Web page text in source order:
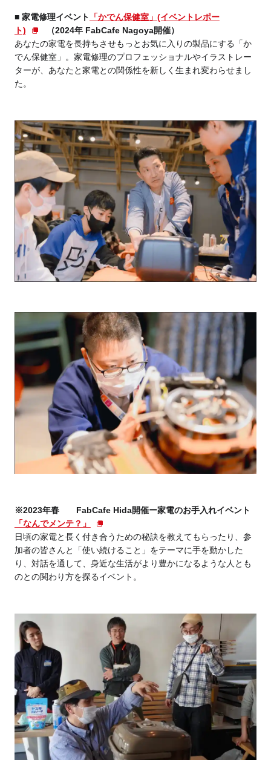
■ 家電修理イベント
「かでん保健室」(イベントレポー
ト)
（2024年 FabCafe Nagoya開催）
あなたの家電を長持ちさせもっとお気に入りの製品にする「か
でん保健室」。家電修理のプロフェッショナルやイラストレー
ターが、あなたと家電との関係性を新しく生まれ変わらせまし
た。
※2023年春 FabCafe Hida開催ー家電のお手入れイベント
「なんでメンテ？」
日頃の家電と長く付き合うための秘訣を教えてもらったり、参
加者の皆さんと「使い続けること」をテーマに手を動かした
り、対話を通して、身近な生活がより豊かになるような人とも
のとの関わり方を探るイベント。